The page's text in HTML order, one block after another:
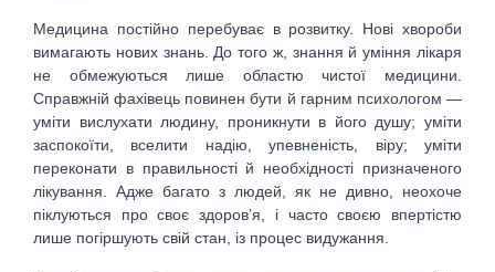
Медицина постійно перебуває в розвитку. Нові хвороби
вимагають нових знань. До того ж, знання й уміння лікаря
не обмежуються лише областю чистої медицини.
Справжній фахівець повинен бути й гарним психологом —
уміти вислухати людину, проникнути в його душу; уміти
заспокоїти, вселити надію, упевненість, віру; уміти
переконати в правильності й необхідності призначеного
лікування. Адже багато з людей, як не дивно, неохоче
піклуються про своє здоров’я, і часто своєю впертістю
лише погіршують свій стан, із процес видужання.